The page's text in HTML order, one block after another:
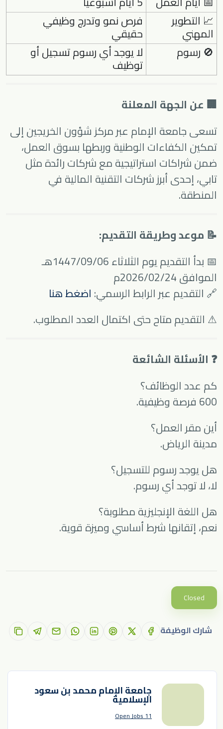
📈 التطوير
المهني
فرص نمو وتدرج وظيفي
حقيقي
🚫 رسوم
لا يوجد أي رسوم تسجيل أو
توظيف
🏢 عن الجهة المعلنة
تسعى جامعة الإمام عبر مركز شؤون الخريجين إلى
تمكين الكفاءات الوطنية وربطها بسوق العمل،
ضمن شراكات استراتيجية مع شركات رائدة مثل
تابي، إحدى أبرز شركات التقنية المالية في
المنطقة.
📝 موعد وطريقة التقديم:
📅 بدأ التقديم يوم الثلاثاء 1447/09/06هـ
الموافق 2026/02/24م
🔗 التقديم عبر الرابط الرسمي: اضغط هنا
⚠ التقديم متاح حتى اكتمال العدد المطلوب.
❓ الأسئلة الشائعة
كم عدد الوظائف؟
600 فرصة وظيفية.
أين مقر العمل؟
مدينة الرياض.
هل يوجد رسوم للتسجيل؟
لا، لا توجد أي رسوم.
هل اللغة الإنجليزية مطلوبة؟
نعم، إتقانها شرط أساسي وميزة قوية.
Closed
شارك الوظيفة
جامعة الإمام محمد بن سعود
الإسلامية
11 Open Jobs